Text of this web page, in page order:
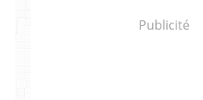
Publicité